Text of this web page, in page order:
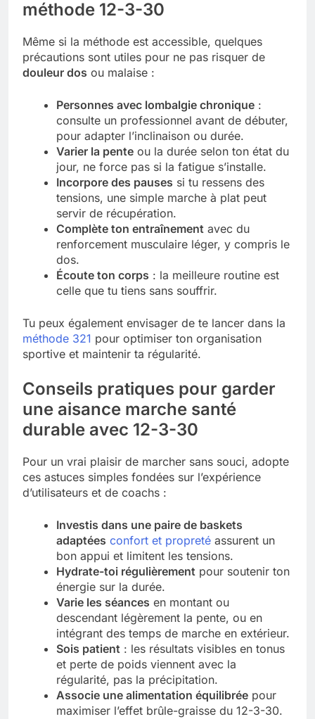
méthode 12-3-30
Même si la méthode est accessible, quelques
précautions sont utiles pour ne pas risquer de
douleur dos ou malaise :
Personnes avec lombalgie chronique :
consulte un professionnel avant de débuter,
pour adapter l’inclinaison ou durée.
Varier la pente ou la durée selon ton état du
jour, ne force pas si la fatigue s’installe.
Incorpore des pauses si tu ressens des
tensions, une simple marche à plat peut
servir de récupération.
Complète ton entraînement avec du
renforcement musculaire léger, y compris le
dos.
Écoute ton corps : la meilleure routine est
celle que tu tiens sans souffrir.
Tu peux également envisager de te lancer dans la
méthode 321 pour optimiser ton organisation
sportive et maintenir ta régularité.
Conseils pratiques pour garder
une aisance marche santé
durable avec 12-3-30
Pour un vrai plaisir de marcher sans souci, adopte
ces astuces simples fondées sur l’expérience
d’utilisateurs et de coachs :
Investis dans une paire de baskets
adaptées confort et propreté assurent un
bon appui et limitent les tensions.
Hydrate-toi régulièrement pour soutenir ton
énergie sur la durée.
Varie les séances en montant ou
descendant légèrement la pente, ou en
intégrant des temps de marche en extérieur.
Sois patient : les résultats visibles en tonus
et perte de poids viennent avec la
régularité, pas la précipitation.
Associe une alimentation équilibrée pour
maximiser l’effet brûle-graisse du 12-3-30.